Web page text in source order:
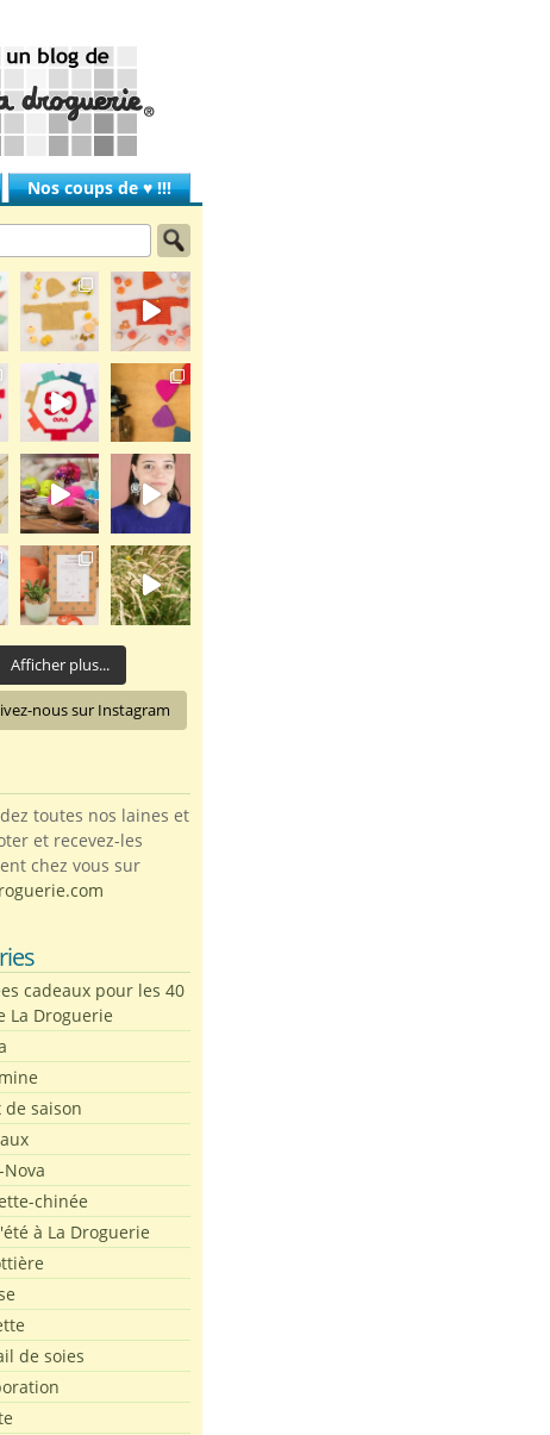
Nos coups de ♥ !!!
Afficher plus...
nous sur Instagram
toutes nos laines et
et recevez-les
chez vous sur
cadeaux pour les 40
La Droguerie
de saison
Nova
chinée
à La Droguerie
de soies